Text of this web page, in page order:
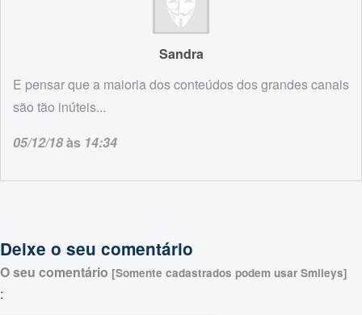
Sandra
E pensar que a maioria dos conteúdos dos grandes canais
são tão inúteis...
05/12/18às 14:34
Deixe o seu comentário
O seu comentário [Somente cadastrados podem usar Smileys]
: